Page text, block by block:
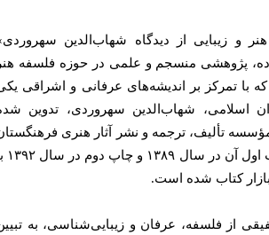
زیبایی از دیدگاه شهاب‌الدین سهروردی»
پژوهشی منسجم و علمی در حوزه‌ فلسفه‌ هنر
تمرکز بر اندیشه‌های عرفانی و اشراقی یکی
اسلامی، شهاب‌الدین سهروردی، تدوین شده
تألیف، ترجمه و نشر آثار هنری فرهنگستان
هنر (متن) منتشر و چاپ اول آن در سال ۱۳۸۹ و چاپ دوم در سال ۱۳۹۲ با
از فلسفه، عرفان و زیبایی‌شناسی، به تبیین